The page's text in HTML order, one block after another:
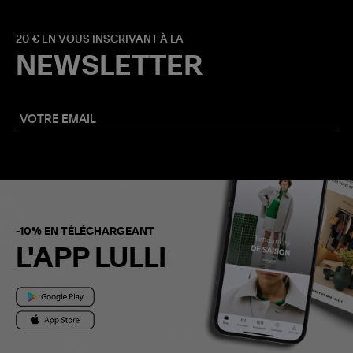
20 € EN VOUS INSCRIVANT À LA
NEWSLETTER
-10% EN TÉLÉCHARGEANT
L'APP LULLI